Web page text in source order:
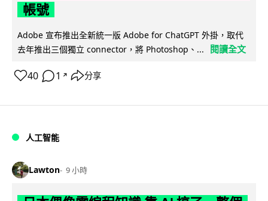
帳號
Adobe 宣布推出全新統一版 Adobe for ChatGPT 外掛，取代
去年推出三個獨立 connector，將 Photoshop、...
閱讀全文
40 1 ↗ 分享
人工智能
Lawton 9 小時